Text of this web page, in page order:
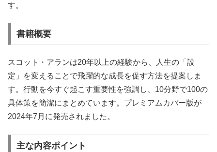
す。
書籍概要
スコット・アランは20年以上の経験から、人生の「設
定」を変えることで飛躍的な成長を促す方法を提案しま
す。行動を今すぐ起こす重要性を強調し、10分野で100の
具体策を簡潔にまとめています。プレミアムカバー版が
2024年7月に発売されました。
主な内容ポイント